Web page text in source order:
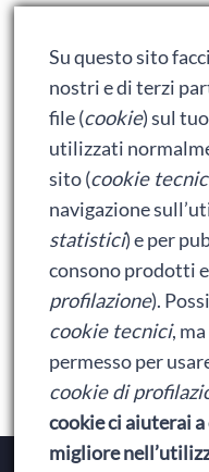
Ralph spacca Internet:
Bumblebee: un buon
Meta
Accedi
Feed dei contenuti
Feed dei commenti
WordPress.org
Su questo sito
nostri e di terzi
file (cookie) sul
utilizzati
sito (cookie
navigazione
statistici) e per
consono prodotti
profilazione).
cookie tecnici,
permesso per
cookie di
cookie ci aiuterai
migliore